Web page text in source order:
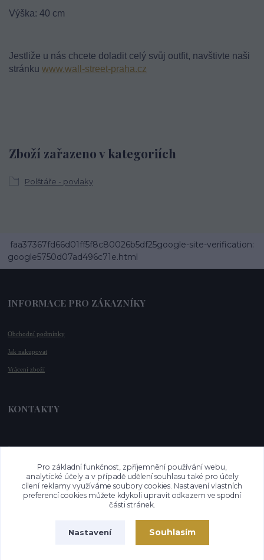
Výška: 40 cm
Jestliže u nás chcete doladit celý svůj outfit, navštivte naši
stránku www.wall-street-praha.cz
Zboží zařazeno v kategoriích
Polštáře - povlaky
faa37367fd66d01ff5f8c80026b5df25google-site-verification:
google5750d07ad496c71e.html
INFORMACE PRO ZÁKAZNÍKY
Obchodní podmínky
Jak nakupovat
Vrácení zboží
KONTAKTY
📞 +420 732 779 508
www.vysnenekabelky.cz
Pro základní funkčnost, zpříjemnění používání webu,
analytické účely a v případě udělení souhlasu také pro účely
cílení reklamy využíváme soubory cookies. Nastavení vlastních
preferencí cookies můžete kdykoli upravit odkazem ve spodní
části stránek.
Nastavení Souhlasím